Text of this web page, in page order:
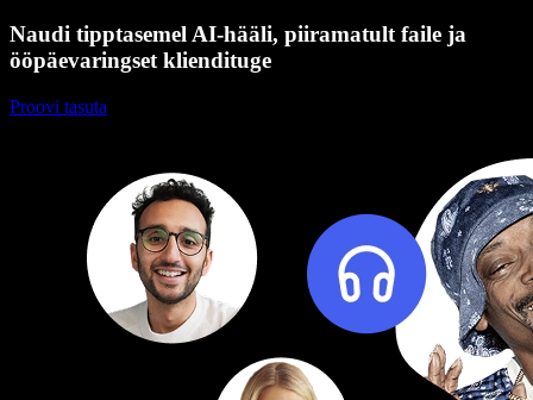
Naudi tipptasemel AI-hääli, piiramatult faile ja
ööpäevaringset kliendituge
Proovi tasuta